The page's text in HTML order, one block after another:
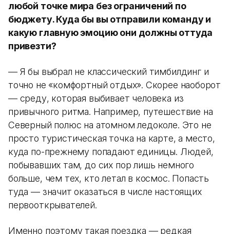
любой точке мира без ограничений по
бюджету. Куда бы вы отправили команду и
какую главную эмоцию они должны оттуда
привезти?
— Я бы выбрал не классический тимбилдинг и
точно не «комфортный отдых». Скорее наоборот
— среду, которая выбивает человека из
привычного ритма. Например, путешествие на
Северный полюс на атомном ледоколе. Это не
просто туристическая точка на карте, а место,
куда по-прежнему попадают единицы. Людей,
побывавших там, до сих пор лишь немного
больше, чем тех, кто летал в космос. Попасть
туда — значит оказаться в числе настоящих
первооткрывателей.
Именно поэтому такая поездка — редкая